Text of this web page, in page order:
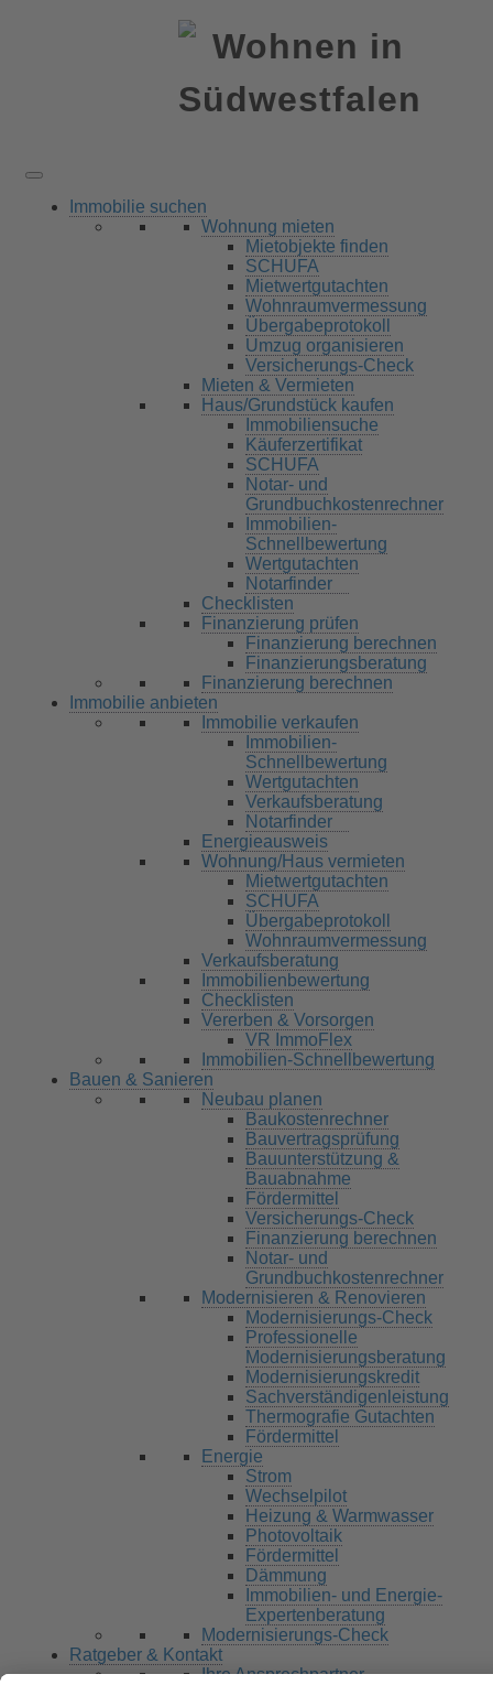
Immobilie suchen
Wohnung mieten
Mietobjekte finden
SCHUFA
Mietwertgutachten
Wohnraumvermessung
Übergabeprotokoll
Umzug organisieren
Versicherungs-Check
Mieten & Vermieten
Haus/Grundstück kaufen
Immobiliensuche
Käuferzertifikat
SCHUFA
Notar- und
Grundbuchkostenrechner
Immobilien-
Schnellbewertung
Wertgutachten
Notarfinder
Checklisten
Finanzierung prüfen
Finanzierung berechnen
Finanzierungsberatung
Finanzierung berechnen
Immobilie anbieten
Immobilie verkaufen
Immobilien-
Schnellbewertung
Wertgutachten
Verkaufsberatung
Notarfinder
Energieausweis
Wohnung/Haus vermieten
Mietwertgutachten
SCHUFA
Übergabeprotokoll
Wohnraumvermessung
Verkaufsberatung
Immobilienbewertung
Checklisten
Vererben & Vorsorgen
VR ImmoFlex
Immobilien-Schnellbewertung
Bauen & Sanieren
Neubau planen
Baukostenrechner
Bauvertragsprüfung
Bauunterstützung &
Bauabnahme
Fördermittel
Versicherungs-Check
Finanzierung berechnen
Notar- und
Grundbuchkostenrechner
Modernisieren & Renovieren
Modernisierungs-Check
Professionelle
Modernisierungsberatung
Modernisierungskredit
Sachverständigenleistung
Thermografie Gutachten
Fördermittel
Energie
Strom
Wechselpilot
Heizung & Warmwasser
Photovoltaik
Fördermittel
Dämmung
Immobilien- und Energie-
Expertenberatung
Modernisierungs-Check
Ratgeber & Kontakt
Ihre Ansprechpartner